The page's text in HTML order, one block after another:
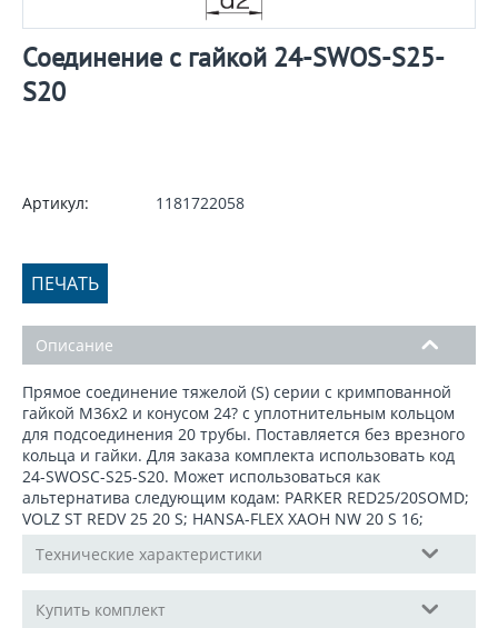
Соединение с гайкой 24-SWOS-S25-
S20
Артикул: 1181722058
ПЕЧАТЬ
Описание
Прямое соединение тяжелой (S) серии c кримпованной
гайкой М36x2 и конусом 24? с уплотнительным кольцом
для подсоединения 20 трубы. Поставляется без врезного
кольца и гайки. Для заказа комплекта использовать код
24-SWOSС-S25-S20. Может использоваться как
альтернатива следующим кодам: PARKER RED25/20SOMD;
VOLZ ST REDV 25 20 S; HANSA-FLEX XAOH NW 20 S 16;
Технические характеристики
Купить комплект